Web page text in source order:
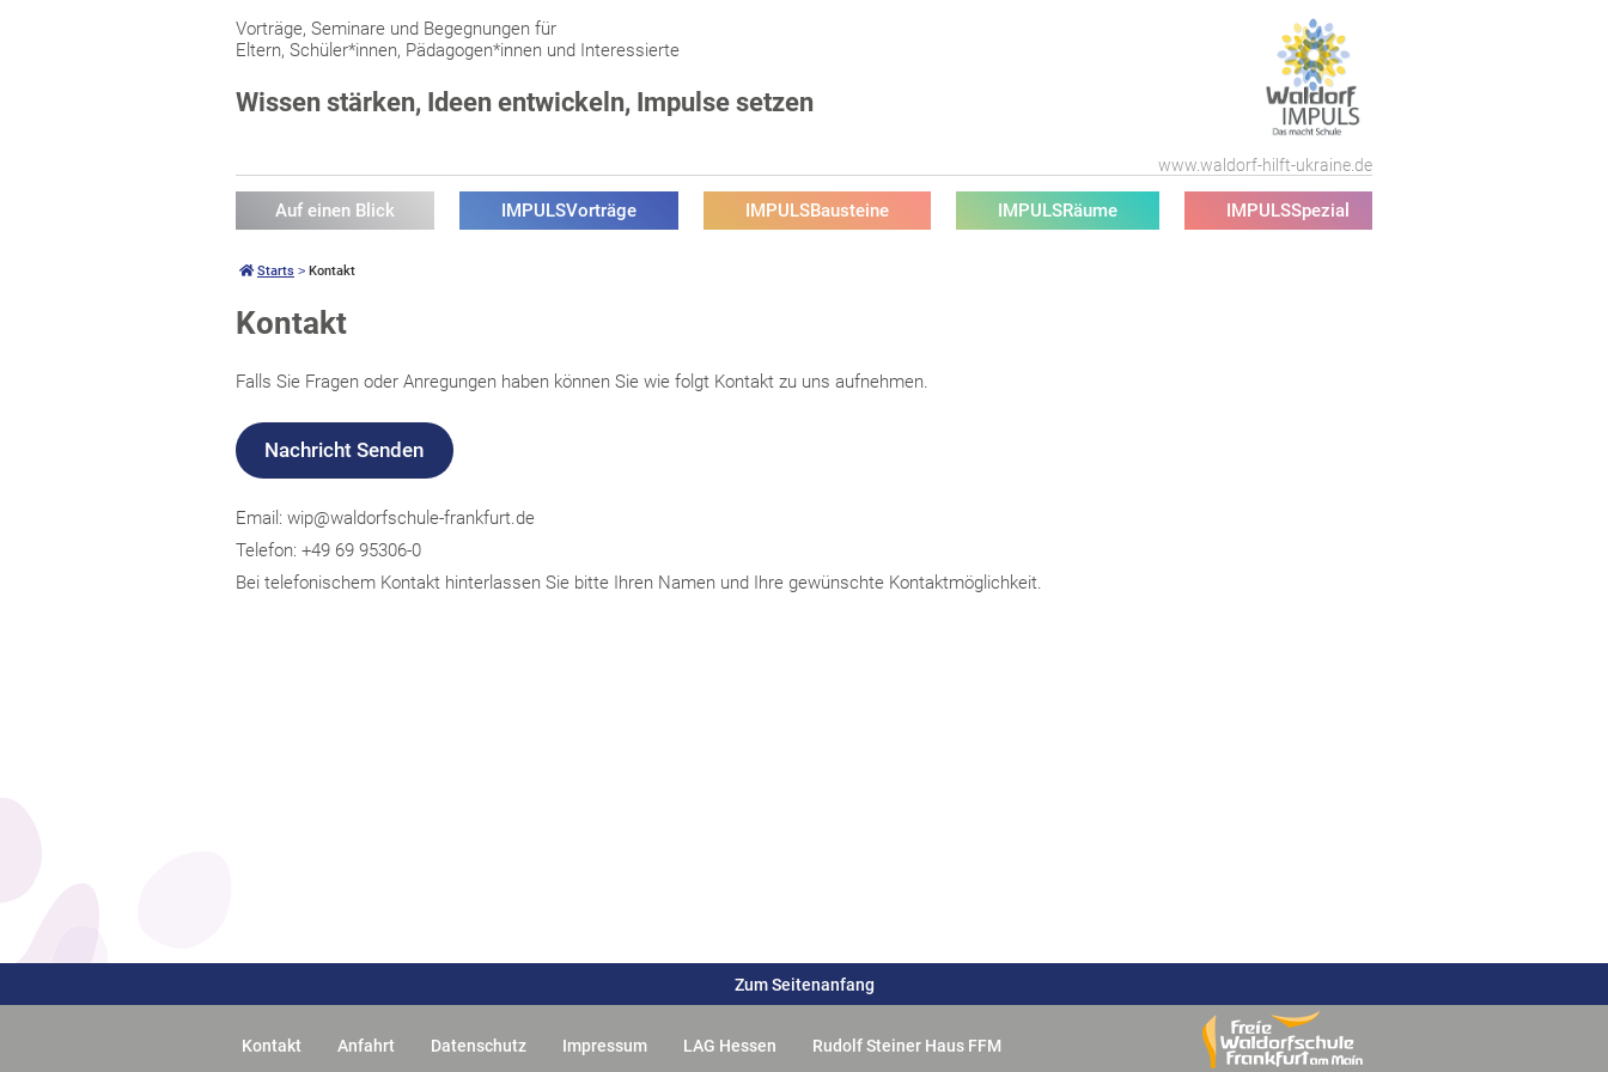
Vorträge, Seminare und Begegnungen für
Eltern, Schüler*innen, Pädagogen*innen und Interessierte
Wissen stärken, Ideen entwickeln, Impulse setzen
www.waldorf-hilft-ukraine.de
Auf einen Blick IMPULSVorträge IMPULSBausteine IMPULSRäume IMPULSSpezial
Starts ˃ Kontakt
Kontakt
Falls Sie Fragen oder Anregungen haben können Sie wie folgt Kontakt zu uns aufnehmen.
Nachricht Senden
Email: wip@waldorfschule-frankfurt.de
Telefon: +49 69 95306-0
Bei telefonischem Kontakt hinterlassen Sie bitte Ihren Namen und Ihre gewünschte Kontaktmöglichkeit.
Zum Seitenanfang
Kontakt Anfahrt Datenschutz Impressum LAG Hessen Rudolf Steiner Haus FFM